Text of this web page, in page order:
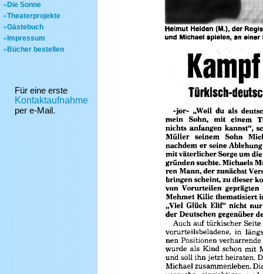
Die Sonne
Theaterprojekte
Gästebuch
Impressum
Bücher bestellen
Für eine erste
Kontaktaufnahme
per e-Mail.